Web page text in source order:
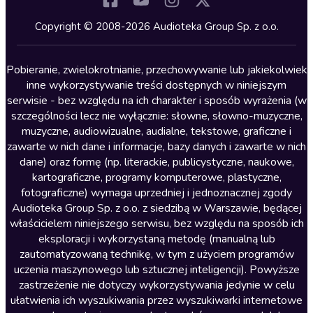
Kryminały
Lektury szkolne
Literatura anglojęzyczna
Literatura faktu
Literatura obyczajowa
Literatura piękna obca
Literatura piękna polska
Nagrania relaksacyjne
Nauka języków
Nauki humanistyczne
Podcasty i audycje
Polityka
Prasa
Copyright © 2008-2026 Audioteka Group Sp. z o.o.
Pobieranie, zwielokrotnianie, przechowywanie lub jakiekolwiek
inne wykorzystywanie treści dostępnych w niniejszym
serwisie - bez względu na ich charakter i sposób wyrażenia (w
szczególności lecz nie wyłącznie: słowne, słowno-muzyczne,
muzyczne, audiowizualne, audialne, tekstowe, graficzne i
zawarte w nich dane i informacje, bazy danych i zawarte w nich
dane) oraz formę (np. literackie, publicystyczne, naukowe,
kartograficzne, programy komputerowe, plastyczne,
fotograficzne) wymaga uprzedniej i jednoznacznej zgody
Audioteka Group Sp. z o.o. z siedzibą w Warszawie, będącej
właścicielem niniejszego serwisu, bez względu na sposób ich
eksploracji i wykorzystaną metodę (manualną lub
zautomatyzowaną technikę, w tym z użyciem programów
uczenia maszynowego lub sztucznej inteligencji). Powyższe
zastrzeżenie nie dotyczy wykorzystywania jedynie w celu
ułatwienia ich wyszukiwania przez wyszukiwarki internetowe